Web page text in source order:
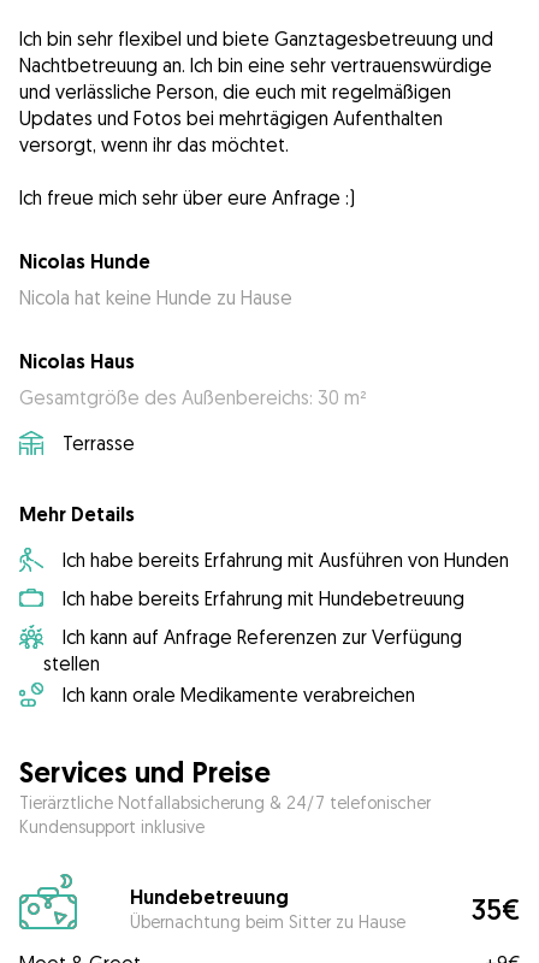
Ich bin sehr flexibel und biete Ganztagesbetreuung und
Nachtbetreuung an. Ich bin eine sehr vertrauenswürdige
und verlässliche Person, die euch mit regelmäßigen
Updates und Fotos bei mehrtägigen Aufenthalten
versorgt, wenn ihr das möchtet.
Ich freue mich sehr über eure Anfrage :)
Nicolas Hunde
Nicola hat keine Hunde zu Hause
Nicolas Haus
Gesamtgröße des Außenbereichs: 30 m²
Terrasse
Mehr Details
Ich habe bereits Erfahrung mit Ausführen von Hunden
Ich habe bereits Erfahrung mit Hundebetreuung
Ich kann auf Anfrage Referenzen zur Verfügung
stellen
Ich kann orale Medikamente verabreichen
Services und Preise
Tierärztliche Notfallabsicherung & 24/7 telefonischer
Kundensupport inklusive
Hundebetreuung
Übernachtung beim Sitter zu Hause 35€